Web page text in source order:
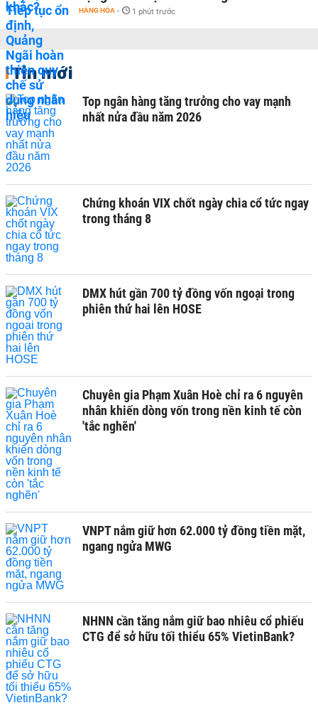
HÀNG HÓA - 1 phút trước
Tin mới
Top ngân hàng tăng trưởng cho vay mạnh
nhất nửa đầu năm 2026
Chứng khoán VIX chốt ngày chia cổ tức ngay
trong tháng 8
DMX hút gần 700 tỷ đồng vốn ngoại trong
phiên thứ hai lên HOSE
Chuyên gia Phạm Xuân Hoè chỉ ra 6 nguyên
nhân khiến dòng vốn trong nền kinh tế còn
'tắc nghẽn'
VNPT nắm giữ hơn 62.000 tỷ đồng tiền mặt,
ngang ngửa MWG
NHNN cần tăng nắm giữ bao nhiêu cổ phiếu
CTG để sở hữu tối thiểu 65% VietinBank?